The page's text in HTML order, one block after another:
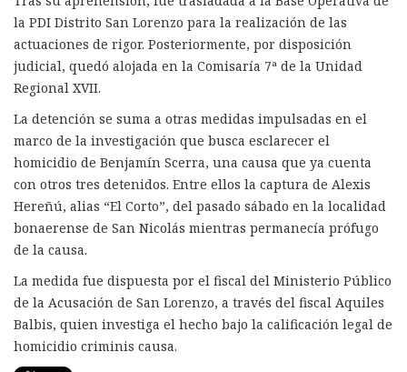
la PDI Distrito San Lorenzo para la realización de las
actuaciones de rigor. Posteriormente, por disposición
judicial, quedó alojada en la Comisaría 7ª de la Unidad
Regional XVII.
La detención se suma a otras medidas impulsadas en el
marco de la investigación que busca esclarecer el
homicidio de Benjamín Scerra, una causa que ya cuenta
con otros tres detenidos. Entre ellos la captura de Alexis
Hereñú, alias “El Corto”, del pasado sábado en la localidad
bonaerense de San Nicolás mientras permanecía prófugo
de la causa.
La medida fue dispuesta por el fiscal del Ministerio Público
de la Acusación de San Lorenzo, a través del fiscal Aquiles
Balbis, quien investiga el hecho bajo la calificación legal de
homicidio criminis causa.